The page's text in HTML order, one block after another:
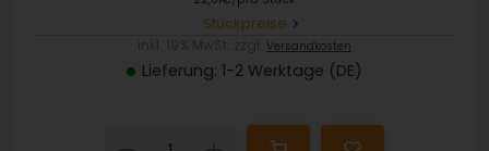
Stückpreise
Versandkosten
Lieferung: 1-2 Werktage (DE)